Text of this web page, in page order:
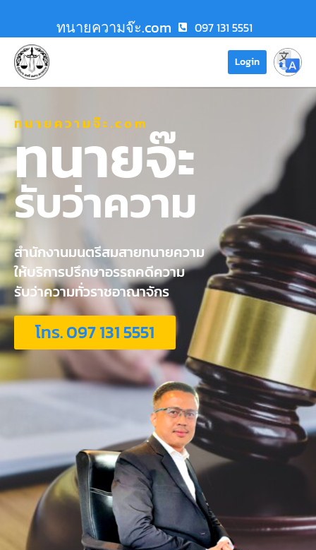
ทนายความจ๊ะ.com 097 131 5551
Login
ทนายความจ๊ะ.com
ทนายจ๊ะ
รับว่าความ
สำนักงานมนตรีสมสายทนายความ
ให้บริการปรึกษาอรรถคดีความ
รับว่าความทั่วราชอาณาจักร
โทร. 097 131 5551